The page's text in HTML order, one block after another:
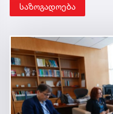
საზოგადოება